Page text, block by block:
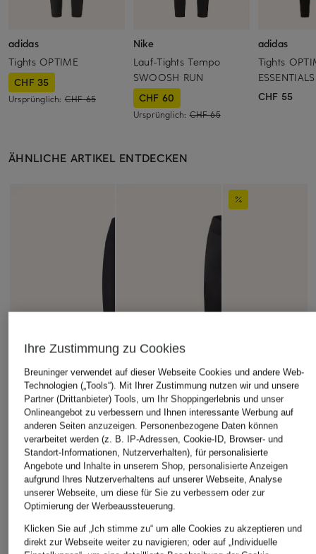
adidas
Tights OPTIME
CHF 35
Ursprünglich: CHF 65
Nike
Lauf-Tights Tempo
SWOOSH RUN
CHF 60
Ursprünglich:CHF 65
adidas
Tights
ESSENTIALS
CHF 55
ÄHNLICHE ARTIKEL ENTDECKEN
Ihre Zustimmung zu Cookies
Breuninger verwendet auf dieser Webseite Cookies und andere Web-
Technologien („Tools“). Mit Ihrer Zustimmung nutzen wir und unsere
Partner (Drittanbieter) Tools, um Ihr Shoppingerlebnis und unser
Onlineangebot zu verbessern und Ihnen interessante Werbung auf
anderen Seiten anzuzeigen. Personenbezogene Daten können
verarbeitet werden (z. B. IP-Adressen, Cookie-ID, Browser- und
Standort-Informationen, Nutzerverhalten), für personalisierte
Angebote und Inhalte in unserem Shop, personalisierte Anzeigen
aufgrund Ihres Nutzerverhaltens auf unserer Webseite, Analyse
unserer Webseite, um diese für Sie zu verbessern oder zur
Optimierung der Werbeaussteuerung.
Klicken Sie auf „Ich stimme zu“ um alle Cookies zu akzeptieren und
direkt zur Webseite weiter zu navigieren; oder auf „Individuelle